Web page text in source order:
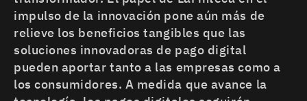
impulso de la innovación pone aún más de
relieve los beneficios tangibles que las
soluciones innovadoras de pago digital
pueden aportar tanto a las empresas como a
los consumidores. A medida que avance la